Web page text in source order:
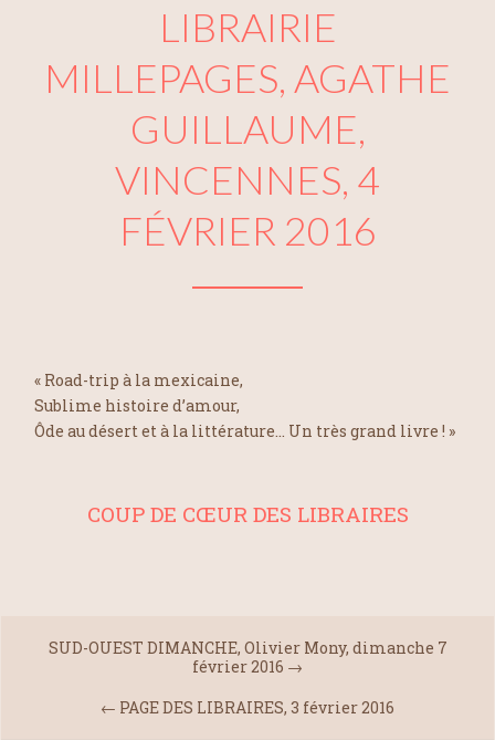
LIBRAIRIE
MILLEPAGES, AGATHE
GUILLAUME,
VINCENNES, 4
FÉVRIER 2016
« Road-trip à la mexicaine,
Sublime histoire d’amour,
Ôde au désert et à la littérature… Un très grand livre ! »
COUP DE CŒUR DES LIBRAIRES
SUD-OUEST DIMANCHE, Olivier Mony, dimanche 7
février 2016 →
← PAGE DES LIBRAIRES, 3 février 2016